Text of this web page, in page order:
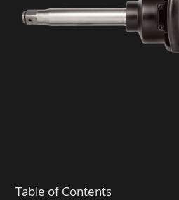
Table of Contents